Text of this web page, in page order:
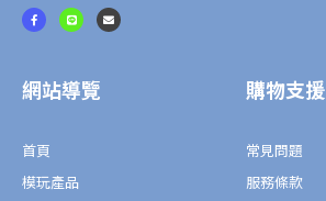
F
a
c
k
-
L
i
n
E
n
v
網站導覽
首頁
模玩產品
購物支援
常見問題
服務條款